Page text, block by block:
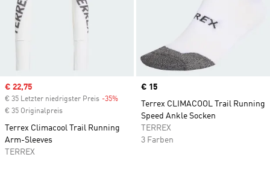
Sale price
€ 22,75
€ 35 Letzter niedrigster Preis -35% Discount
€ 35 Originalpreis
Terrex Climacool Trail Running
Arm-Sleeves
TERREX
Price
€ 15
Terrex CLIMACOOL Trail Running
Speed Ankle Socken
TERREX
3 Farben